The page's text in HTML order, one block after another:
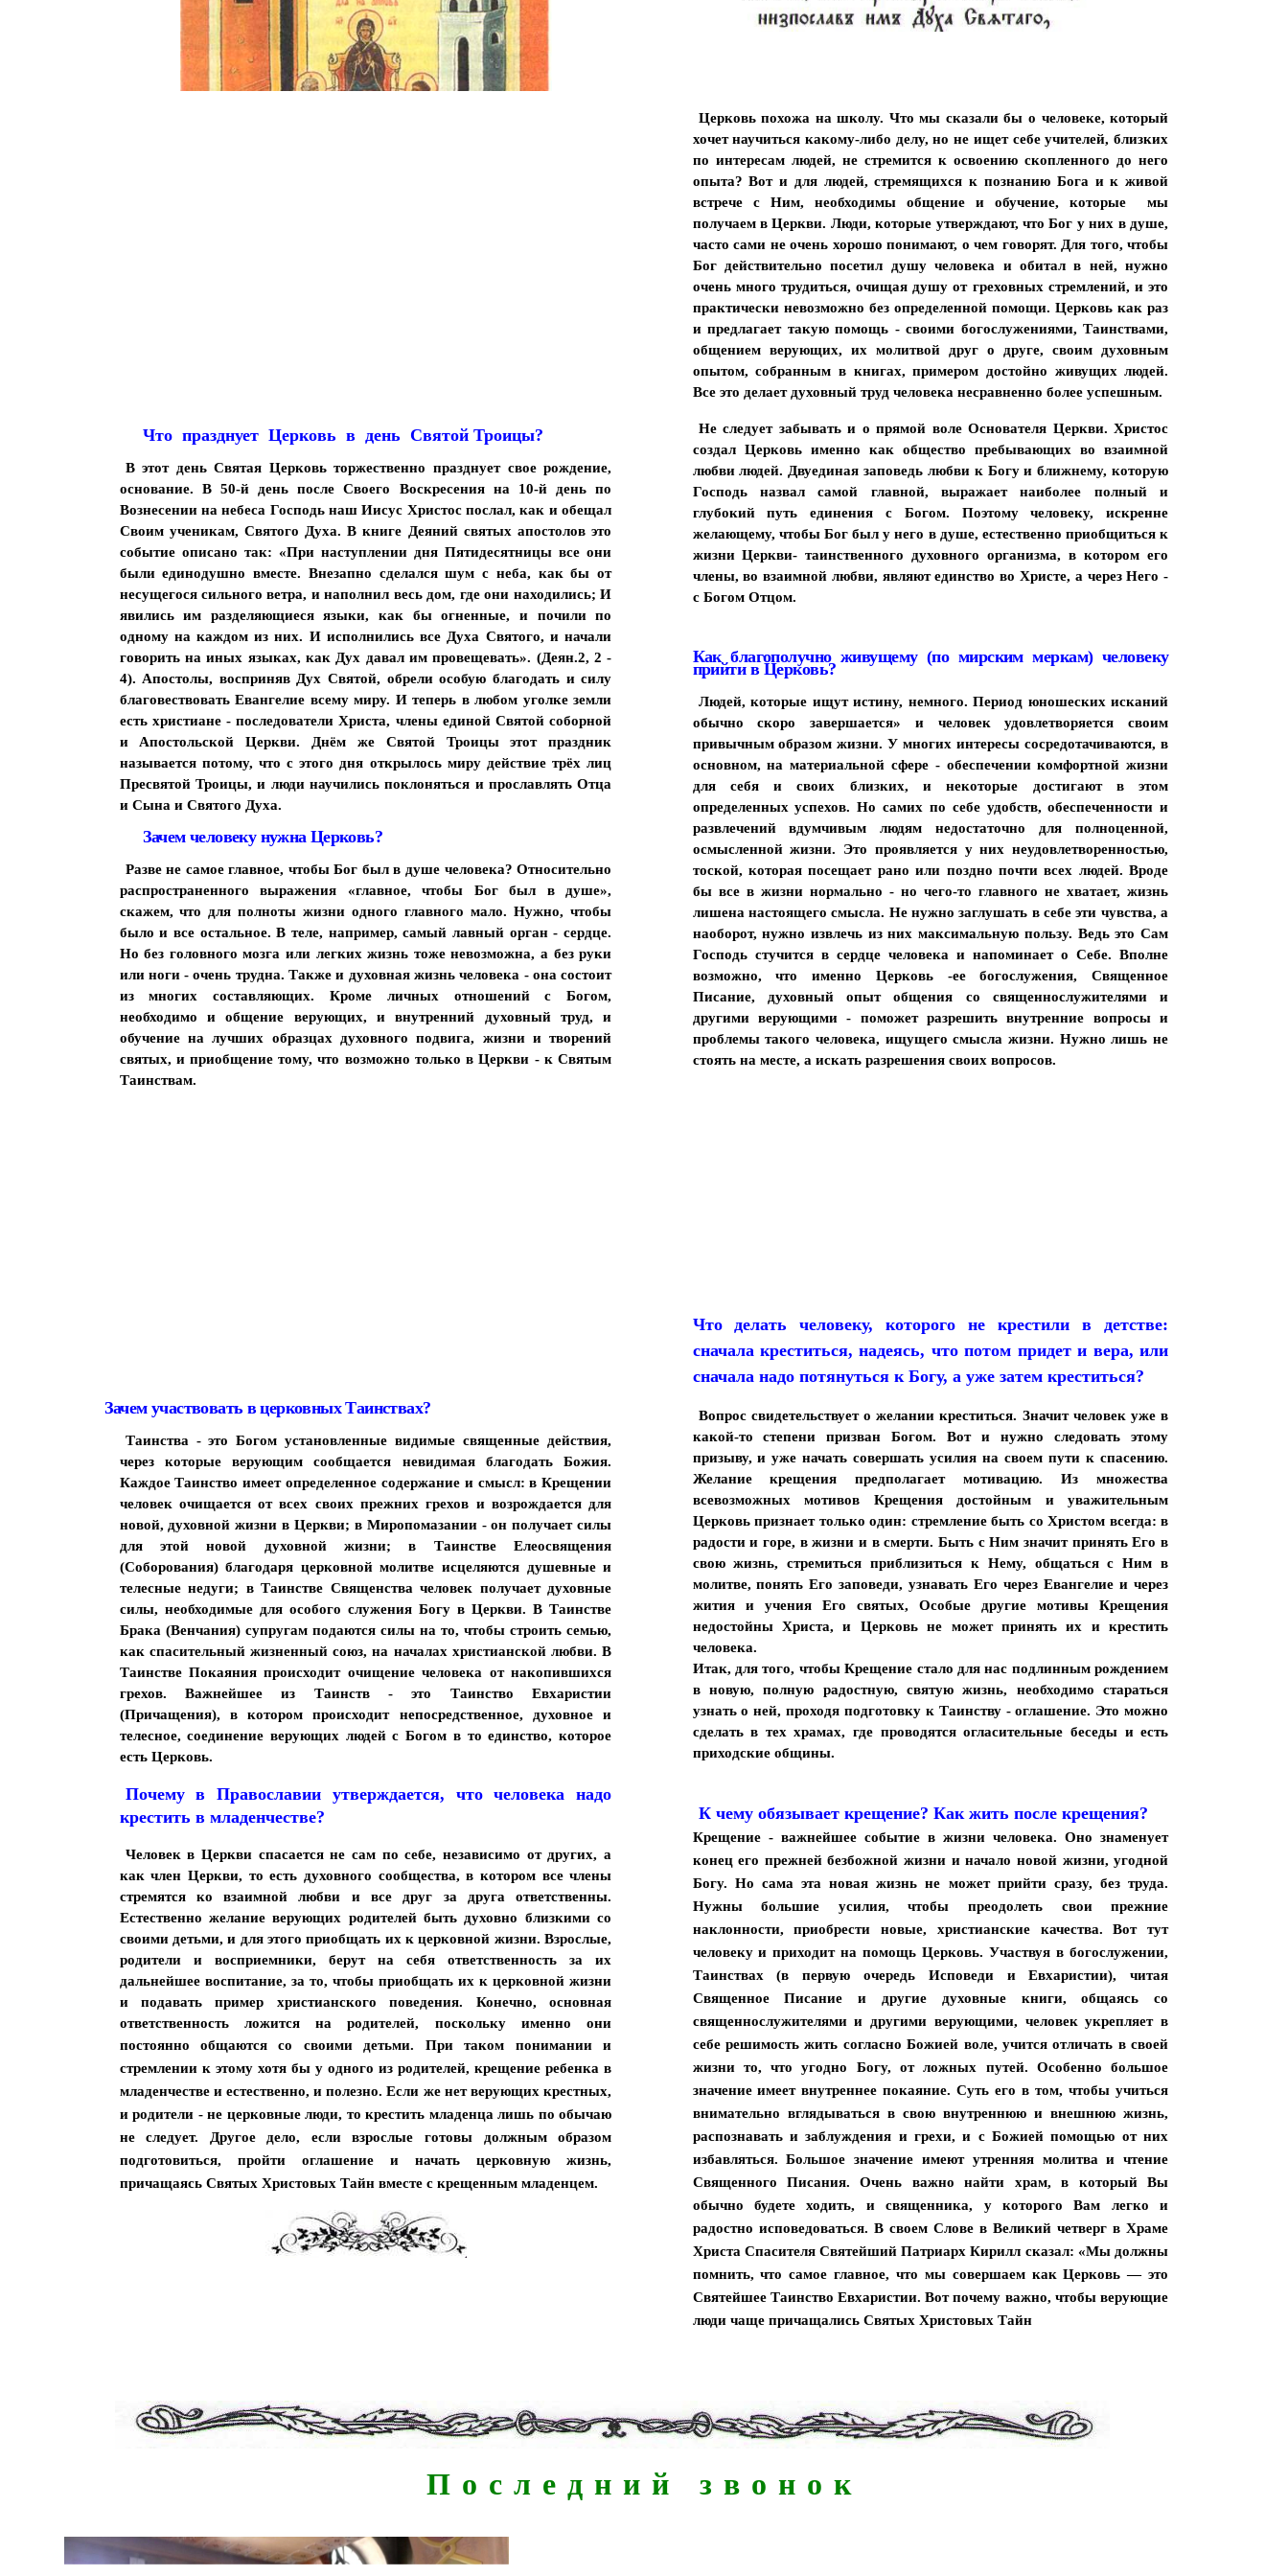
Что празднует Церковь в день Святой Троицы?
В этот день Святая Церковь торжественно празднует свое рождение,
основание. В 50-й день после Своего Воскресения на 10-й день по
Вознесении на небеса Господь наш Иисус Христос послал, как и обещал
Своим ученикам, Святого Духа. В книге Деяний святых апостолов это
событие описано так: «При наступлении дня Пятидесятницы все они
были единодушно вместе. Внезапно сделался шум с неба, как бы от
несущегося сильного ветра, и наполнил весь дом, где они находились; И
явились им разделяющиеся языки, как бы огненные, и почили по
одному на каждом из них. И исполнились все Духа Святого, и начали
говорить на иных языках, как Дух давал им провещевать». (Деян.2, 2 -
4). Апостолы, восприняв Дух Святой, обрели особую благодать и силу
благовествовать Евангелие всему миру. И теперь в любом уголке земли
есть христиане - последователи Христа, члены единой Святой соборной
и Апостольской Церкви. Днём же Святой Троицы этот праздник
называется потому, что с этого дня открылось миру действие трёх лиц
Пресвятой Троицы, и люди научились поклоняться и прославлять Отца
и Сына и Святого Духа.
Зачем человеку нужна Церковь?
Разве не самое главное, чтобы Бог был в душе человека? Относительно
распространенного выражения «главное, чтобы Бог был в душе»,
скажем, что для полноты жизни одного главного мало. Нужно, чтобы
было и все остальное. В теле, например, самый лавный орган - сердце.
Но без головного мозга или легких жизнь тоже невозможна, а без руки
или ноги - очень трудна. Также и духовная жизнь человека - она состоит
из многих составляющих. Кроме личных отношений с Богом,
необходимо и общение верующих, и внутренний духовный труд, и
обучение на лучших образцах духовного подвига, жизни и творений
святых, и приобщение тому, что возможно только в Церкви - к Святым
Таинствам.
Церковь похожа на школу. Что мы сказали бы о человеке, который
хочет научиться какому-либо делу, но не ищет себе учителей, близких
по интересам людей, не стремится к освоению скопленного до него
опыта? Вот и для людей, стремящихся к познанию Бога и к живой
встрече с Ним, необходимы общение и обучение, которые мы
получаем в Церкви. Люди, которые утверждают, что Бог у них в душе,
часто сами не очень хорошо понимают, о чем говорят. Для того, чтобы
Бог действительно посетил душу человека и обитал в ней, нужно
очень много трудиться, очищая душу от греховных стремлений, и это
практически невозможно без определенной помощи. Церковь как раз
и предлагает такую помощь - своими богослужениями, Таинствами,
общением верующих, их молитвой друг о друге, своим духовным
опытом, собранным в книгах, примером достойно живущих людей.
Все это делает духовный труд человека несравненно более успешным.
Не следует забывать и о прямой воле Основателя Церкви. Христос
создал Церковь именно как общество пребывающих во взаимной
любви людей. Двуединая заповедь любви к Богу и ближнему, которую
Господь назвал самой главной, выражает наиболее полный и
глубокий путь единения с Богом. Поэтому человеку, искренне
желающему, чтобы Бог был у него в душе, естественно приобщиться к
жизни Церкви- таинственного духовного организма, в котором его
члены, во взаимной любви, являют единство во Христе, а через Него -
с Богом Отцом.
Как благополучно живущему (по мирским меркам) человеку
прийти в Церковь?
Людей, которые ищут истину, немного. Период юношеских исканий
обычно скоро завершается» и человек удовлетворяется своим
привычным образом жизни. У многих интересы сосредотачиваются, в
основном, на материальной сфере - обеспечении комфортной жизни
для себя и своих близких, и некоторые достигают в этом
определенных успехов. Но самих по себе удобств, обеспеченности и
развлечений вдумчивым людям недостаточно для полноценной,
осмысленной жизни. Это проявляется у них неудовлетворенностью,
тоской, которая посещает рано или поздно почти всех людей. Вроде
бы все в жизни нормально - но чего-то главного не хватает, жизнь
лишена настоящего смысла. Не нужно заглушать в себе эти чувства, а
наоборот, нужно извлечь из них максимальную пользу. Ведь это Сам
Господь стучится в сердце человека и напоминает о Себе. Вполне
возможно, что именно Церковь -ее богослужения, Священное
Писание, духовный опыт общения со священнослужителями и
другими верующими - поможет разрешить внутренние вопросы и
проблемы такого человека, ищущего смысла жизни. Нужно лишь не
стоять на месте, а искать разрешения своих вопросов.
Зачем участвовать в церковных Таинствах?
Таинства - это Богом установленные видимые священные действия,
через которые верующим сообщается невидимая благодать Божия.
Каждое Таинство имеет определенное содержание и смысл: в Крещении
человек очищается от всех своих прежних грехов и возрождается для
новой, духовной жизни в Церкви; в Миропомазании - он получает силы
для этой новой духовной жизни; в Таинстве Елеосвящения
(Соборования) благодаря церковной молитве исцеляются душевные и
телесные недуги; в Таинстве Священства человек получает духовные
силы, необходимые для особого служения Богу в Церкви. В Таинстве
Брака (Венчания) супругам подаются силы на то, чтобы строить семью,
как спасительный жизненный союз, на началах христианской любви. В
Таинстве Покаяния происходит очищение человека от накопившихся
грехов. Важнейшее из Таинств - это Таинство Евхаристии
(Причащения), в котором происходит непосредственное, духовное и
телесное, соединение верующих людей с Богом в то единство, которое
есть Церковь.
Почему в Православии утверждается, что человека надо
крестить в младенчестве?
Человек в Церкви спасается не сам по себе, независимо от других, а
как член Церкви, то есть духовного сообщества, в котором все члены
стремятся ко взаимной любви и все друг за друга ответственны.
Естественно желание верующих родителей быть духовно близкими со
своими детьми, и для этого приобщать их к церковной жизни. Взрослые,
родители и восприемники, берут на себя ответственность за их
дальнейшее воспитание, за то, чтобы приобщать их к церковной жизни
и подавать пример христианского поведения. Конечно, основная
ответственность ложится на родителей, поскольку именно они
постоянно общаются со своими детьми. При таком понимании и
стремлении к этому хотя бы у одного из родителей, крещение ребенка в
младенчестве и естественно, и полезно. Если же нет верующих крестных,
и родители - не церковные люди, то крестить младенца лишь по обычаю
не следует. Другое дело, если взрослые готовы должным образом
подготовиться, пройти оглашение и начать церковную жизнь,
причащаясь Святых Христовых Тайн вместе с крещенным младенцем.
Что делать человеку, которого не крестили в детстве:
сначала креститься, надеясь, что потом придет и вера, или
сначала надо потянуться к Богу, а уже затем креститься?
Вопрос свидетельствует о желании креститься. Значит человек уже в
какой-то степени призван Богом. Вот и нужно следовать этому
призыву, и уже начать совершать усилия на своем пути к спасению.
Желание крещения предполагает мотивацию. Из множества
всевозможных мотивов Крещения достойным и уважительным
Церковь признает только один: стремление быть со Христом всегда: в
радости и горе, в жизни и в смерти. Быть с Ним значит принять Его в
свою жизнь, стремиться приблизиться к Нему, общаться с Ним в
молитве, понять Его заповеди, узнавать Его через Евангелие и через
жития и учения Его святых, Особые другие мотивы Крещения
недостойны Христа, и Церковь не может принять их и крестить
человека.
Итак, для того, чтобы Крещение стало для нас подлинным рождением
в новую, полную радостную, святую жизнь, необходимо стараться
узнать о ней, проходя подготовку к Таинству - оглашение. Это можно
сделать в тех храмах, где проводятся огласительные беседы и есть
приходские общины.
К чему обязывает крещение? Как жить после крещения?
Крещение - важнейшее событие в жизни человека. Оно знаменует
конец его прежней безбожной жизни и начало новой жизни, угодной
Богу. Но сама эта новая жизнь не может прийти сразу, без труда.
Нужны большие усилия, чтобы преодолеть свои прежние
наклонности, приобрести новые, христианские качества. Вот тут
человеку и приходит на помощь Церковь. Участвуя в богослужении,
Таинствах (в первую очередь Исповеди и Евхаристии), читая
Священное Писание и другие духовные книги, общаясь со
священнослужителями и другими верующими, человек укрепляет в
себе решимость жить согласно Божией воле, учится отличать в своей
жизни то, что угодно Богу, от ложных путей. Особенно большое
значение имеет внутреннее покаяние. Суть его в том, чтобы учиться
внимательно вглядываться в свою внутреннюю и внешнюю жизнь,
распознавать и заблуждения и грехи, и с Божией помощью от них
избавляться. Большое значение имеют утренняя молитва и чтение
Священного Писания. Очень важно найти храм, в который Вы
обычно будете ходить, и священника, у которого Вам легко и
радостно исповедоваться. В своем Слове в Великий четверг в Храме
Христа Спасителя Святейший Патриарх Кирилл сказал: «Мы должны
помнить, что самое главное, что мы совершаем как Церковь — это
Святейшее Таинство Евхаристии. Вот почему важно, чтобы верующие
люди чаще причащались Святых Христовых Тайн
Последний звонок